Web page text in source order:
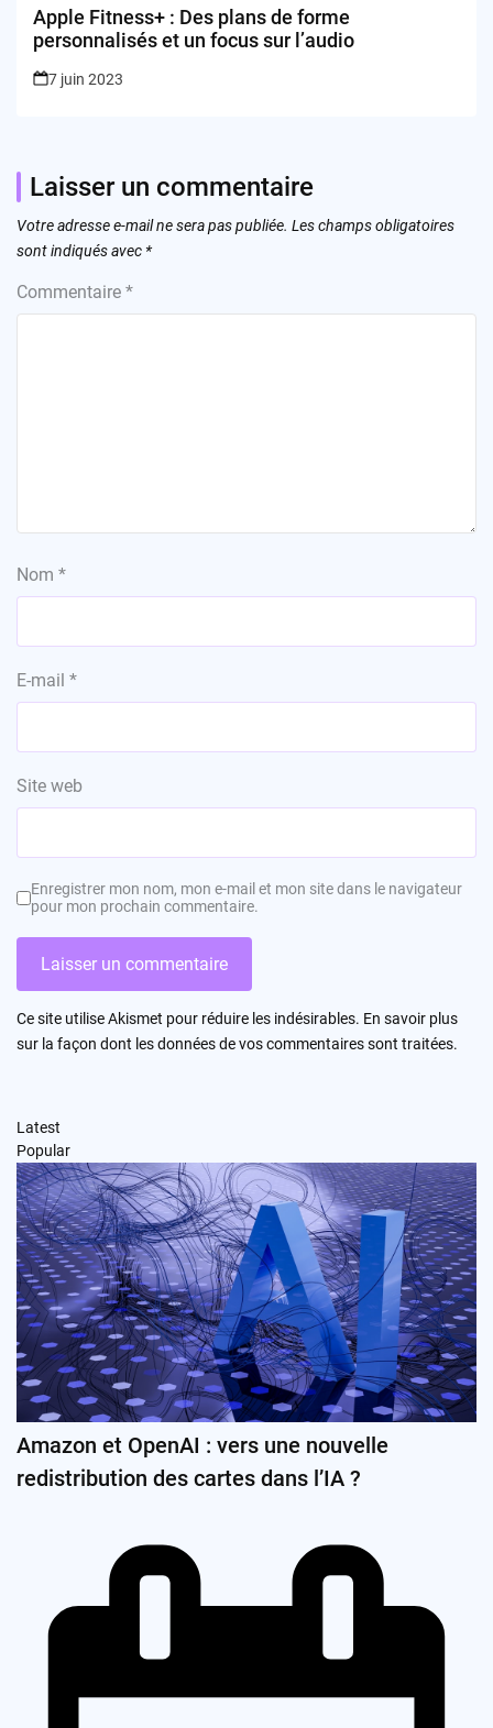
Apple Fitness+ : Des plans de forme
personnalisés et un focus sur l’audio
7 juin 2023
Laisser un commentaire
Votre adresse e-mail ne sera pas publiée. Les champs obligatoires
sont indiqués avec *
Commentaire *
Nom *
E-mail *
Site web
Enregistrer mon nom, mon e-mail et mon site dans le navigateur
pour mon prochain commentaire.
Ce site utilise Akismet pour réduire les indésirables. En savoir plus
sur la façon dont les données de vos commentaires sont traitées.
Latest
Popular
Amazon et OpenAI : vers une nouvelle
redistribution des cartes dans l’IA ?